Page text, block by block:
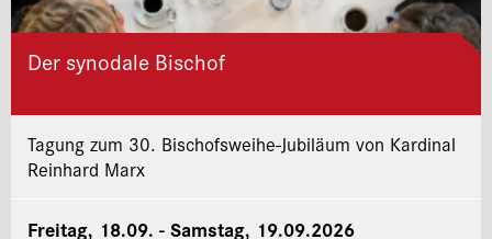
Der synodale Bischof
Tagung zum 30. Bischofsweihe-Jubiläum von Kardinal
Reinhard Marx
Freitag, 18.09. - Samstag, 19.09.2026